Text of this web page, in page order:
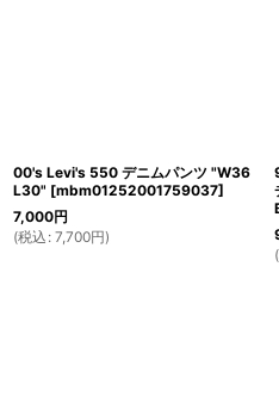
00's Levi's 550 デニムパンツ "W36
L30" [mbm01252001759037]
7,000円
(税込 : 7,700円)
(